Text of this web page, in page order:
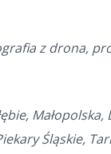
z drona,
Śląskie,